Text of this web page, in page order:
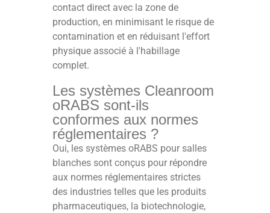
contact direct avec la zone de
production, en minimisant le risque de
contamination et en réduisant l'effort
physique associé à l'habillage
complet.
Les systèmes Cleanroom
oRABS sont-ils
conformes aux normes
réglementaires ?
Oui, les systèmes oRABS pour salles
blanches sont conçus pour répondre
aux normes réglementaires strictes
des industries telles que les produits
pharmaceutiques, la biotechnologie,